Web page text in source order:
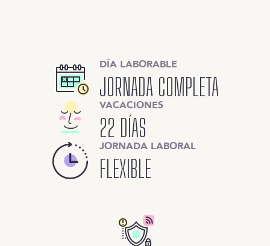
DÍA LABORABLE
JORNADA COMPLETA
VACACIONES
22 DÍAS
JORNADA LABORAL
FLEXIBLE